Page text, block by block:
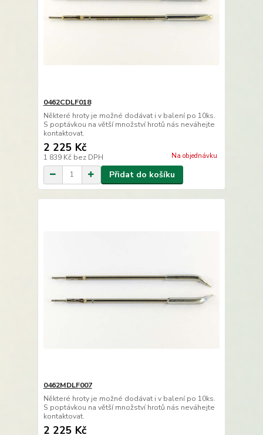
0462CDLF018
Některé hroty je možné dodávat i v balení po 10ks.
S poptávkou na větší množství hrotů nás neváhejte
kontaktovat.
2 225 Kč
1 839 Kč bez DPH Na objednávku
Přidat do košíku
0462MDLF007
Některé hroty je možné dodávat i v balení po 10ks.
S poptávkou na větší množství hrotů nás neváhejte
kontaktovat.
2 225 Kč